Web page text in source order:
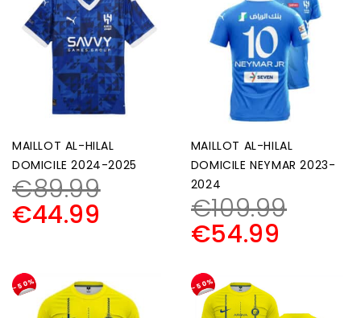
MAILLOT AL-HILAL
DOMICILE 2024-2025
€89.99
€44.99
MAILLOT AL-HILAL
DOMICILE NEYMAR 2023-
2024
€109.99
€54.99
-50% -50%